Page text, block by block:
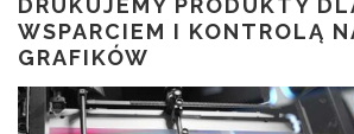
DRUKUJEMY PRODUKTY
WSPARCIEM I KONTROLĄ
GRAFIKÓW